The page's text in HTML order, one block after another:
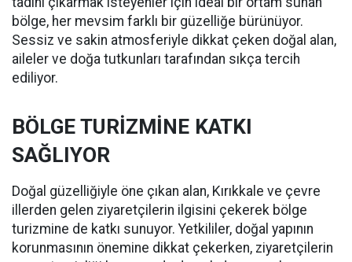
bölge, her mevsim farklı bir güzelliğe bürünüyor.
Sessiz ve sakin atmosferiyle dikkat çeken doğal alan,
aileler ve doğa tutkunları tarafından sıkça tercih
ediliyor.
BÖLGE TURİZMİNE KATKI
SAĞLIYOR
Doğal güzelliğiyle öne çıkan alan, Kırıkkale ve çevre
illerden gelen ziyaretçilerin ilgisini çekerek bölge
turizmine de katkı sunuyor. Yetkililer, doğal yapının
korunmasının önemine dikkat çekerken, ziyaretçilerin